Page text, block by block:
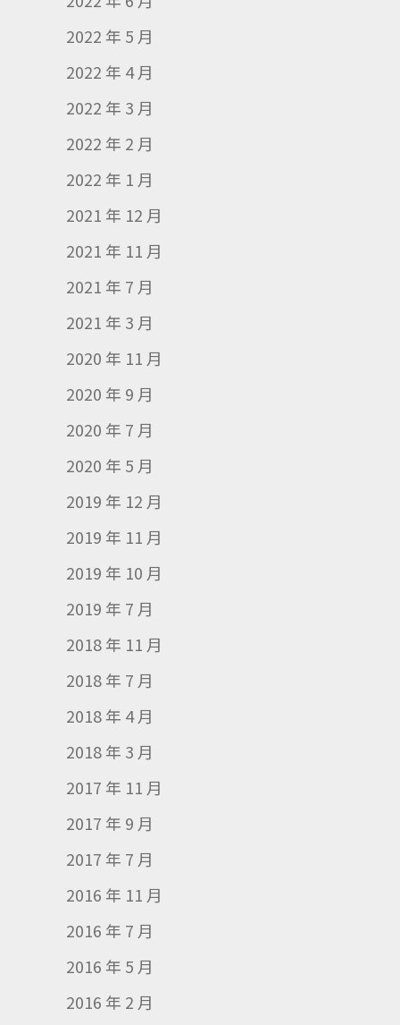
2022 年 5 月
2022 年 4 月
2022 年 3 月
2022 年 2 月
2022 年 1 月
2021 年 12 月
2021 年 11 月
2021 年 7 月
2021 年 3 月
2020 年 11 月
2020 年 9 月
2020 年 7 月
2020 年 5 月
2019 年 12 月
2019 年 11 月
2019 年 10 月
2019 年 7 月
2018 年 11 月
2018 年 7 月
2018 年 4 月
2018 年 3 月
2017 年 11 月
2017 年 9 月
2017 年 7 月
2016 年 11 月
2016 年 7 月
2016 年 5 月
2016 年 2 月